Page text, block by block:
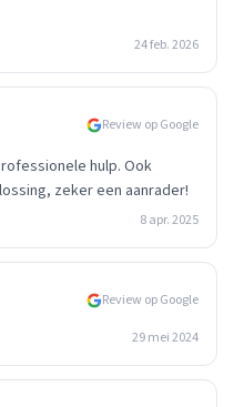
24 feb. 2026
Review op Google
hulp. Ook
zeker een aanrader!
8 apr. 2025
Review op Google
29 mei 2024